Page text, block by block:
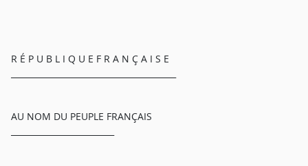
R É P U B L I Q U E F R A N Ç A I S E
AU NOM DU PEUPLE FRANÇAIS